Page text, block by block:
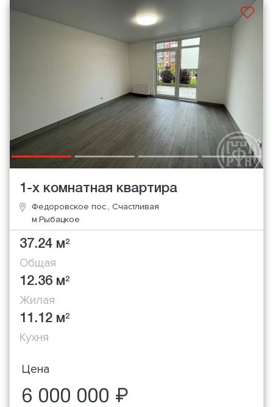
1-х комнатная квартира
Федоровское пос., Счастливая
м.Рыбацкое
37.24 м2
Общая
12.36 м2
Жилая
11.12 м2
Кухня
Цена
6 000 000 ₽